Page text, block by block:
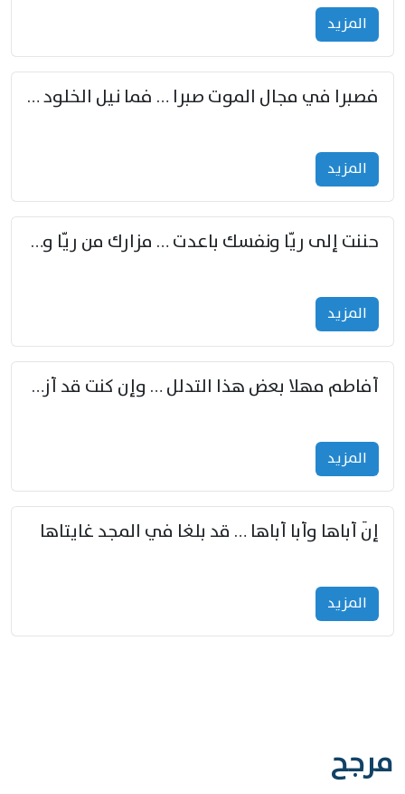
المزید
فصبرا في مجال الموت صبرا … فما نيل الخلود بمستطاع
المزید
حننت إلى ريّا ونفسك باعدت … مزارك من ريّا وشعباكما معا
المزید
أفاطم مهلا بعض هذا التدلل … وإن كنت قد أزمعت صرمي فأجملي
المزید
إنّ أباها وأبا أباها … قد بلغا في المجد غايتاها
المزید
مرجح